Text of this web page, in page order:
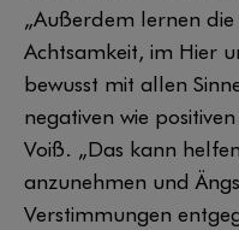
„Außerdem lernen
Achtsamkeit, im Hier
bewusst mit allen
negativen wie
Voiß. „Das kann
anzunehmen und
Verstimmungen